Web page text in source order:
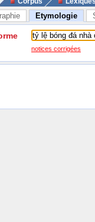
Etymologie
notices corrigées